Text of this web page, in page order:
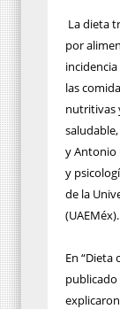
La dieta
por
las
nutritivas
y Antonio
y
de la
(UAEMéx).
En “Dieta
publicado